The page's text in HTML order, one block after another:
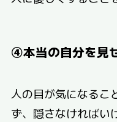
④本当の自分を見
人の目が気になるこ
ず、隠さなければい